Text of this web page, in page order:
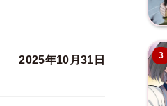
2025年10月31日 3